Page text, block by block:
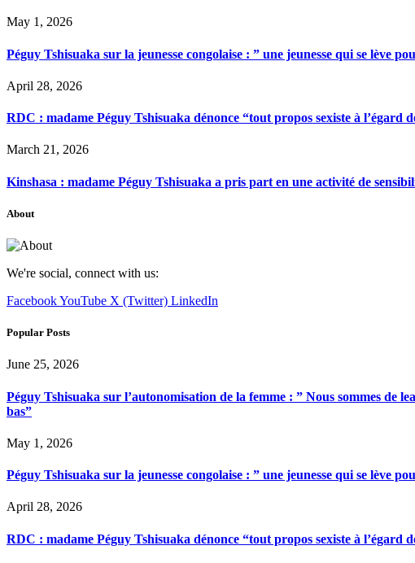
May 1, 2026
Péguy Tshisuaka sur la jeunesse congolaise : ” une jeunesse qui se lève
April 28, 2026
RDC : madame Péguy Tshisuaka dénonce “tout propos sexiste à
March 21, 2026
Kinshasa : madame Péguy Tshisuaka a pris part en une activité de
About
We're social, connect with us:
FacebookYouTube X (Twitter) LinkedIn
Popular Posts
June 25, 2026
Péguy Tshisuaka sur l’autonomisation de la femme : ” Nous sommes de
bas”
May 1, 2026
Péguy Tshisuaka sur la jeunesse congolaise : ” une jeunesse qui se lève
April 28, 2026
RDC : madame Péguy Tshisuaka dénonce “tout propos sexiste à